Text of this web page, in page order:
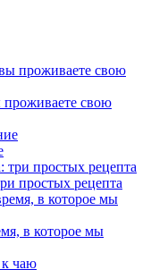
проживаете свою
простых рецепта
в которое мы